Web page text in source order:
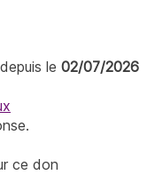
le 02/07/2026
ce don